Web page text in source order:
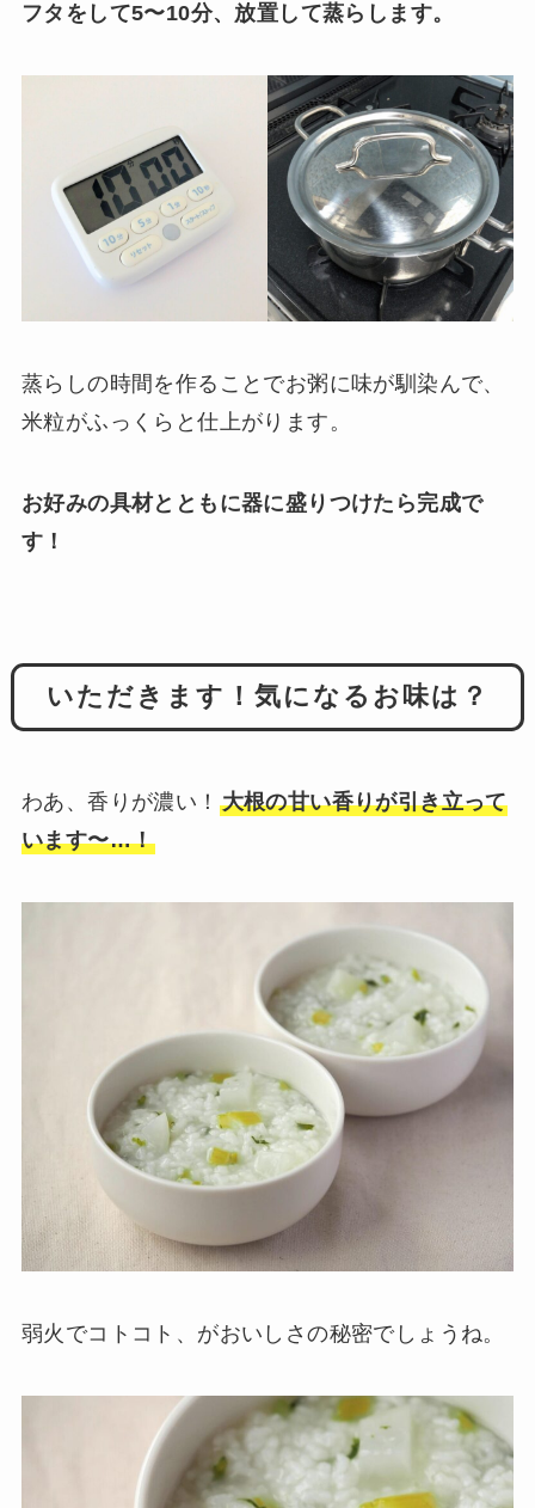
フタをして5〜10分、放置して蒸らします。
蒸らしの時間を作ることでお粥に味が馴染んで、
米粒がふっくらと仕上がります。
お好みの具材とともに器に盛りつけたら完成で
す！
いただきます！気になるお味は？
わあ、香りが濃い！ 大根の甘い香りが引き立って
います〜…！
弱火でコトコト、がおいしさの秘密でしょうね。